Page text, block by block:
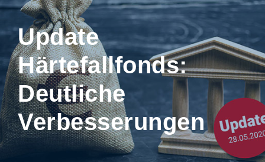
Update
Härtefallfonds:
Deutliche
Verbesserungen